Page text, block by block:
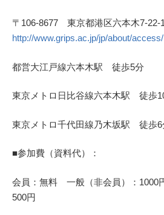
〒106-8677 東京都港区六本木7-22-
http://www.grips.ac.jp/jp/about/access/
都営大江戸線六本木駅 徒歩5分
東京メトロ日比谷線六本木駅 徒歩
東京メトロ千代田線乃木坂駅 徒歩6
■参加費（資料代）：
会員：無料 一般（非会員）：1000
500円